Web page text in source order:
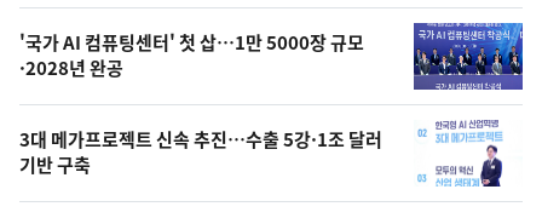
오
의
사
진
'국가 AI 컴퓨팅센터' 첫 삽…1만 5000장 규모
·2028년 완공
3대 메가프로젝트 신속 추진…수출 5강·1조 달러
기반 구축